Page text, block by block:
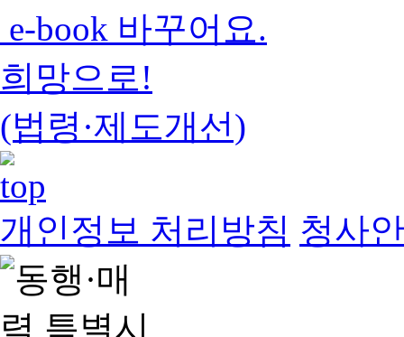
e-book 바꾸어요.
희망으로!
(법령·제도개선)
개인정보 처리방침 청사